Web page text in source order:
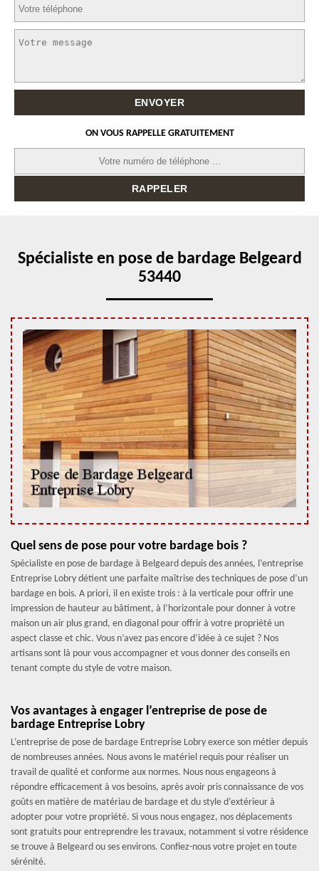
ON VOUS RAPPELLE GRATUITEMENT
Spécialiste en pose de bardage Belgeard
53440
Quel sens de pose pour votre bardage bois ?
Spécialiste en pose de bardage à Belgeard depuis des années, l’entreprise
Entreprise Lobry détient une parfaite maîtrise des techniques de pose d’un
bardage en bois. A priori, il en existe trois : à la verticale pour offrir une
impression de hauteur au bâtiment, à l’horizontale pour donner à votre
maison un air plus grand, en diagonal pour offrir à votre propriété un
aspect classe et chic. Vous n’avez pas encore d’idée à ce sujet ? Nos
artisans sont là pour vous accompagner et vous donner des conseils en
tenant compte du style de votre maison.
Vos avantages à engager l’entreprise de pose de
bardage Entreprise Lobry
L’entreprise de pose de bardage Entreprise Lobry exerce son métier depuis
de nombreuses années. Nous avons le matériel requis pour réaliser un
travail de qualité et conforme aux normes. Nous nous engageons à
répondre efficacement à vos besoins, après avoir pris connaissance de vos
goûts en matière de matériau de bardage et du style d’extérieur à
adopter pour votre propriété. Si vous nous engagez, nos déplacements
sont gratuits pour entreprendre les travaux, notamment si votre résidence
se trouve à Belgeard ou ses environs. Confiez-nous votre projet en toute
sérénité.